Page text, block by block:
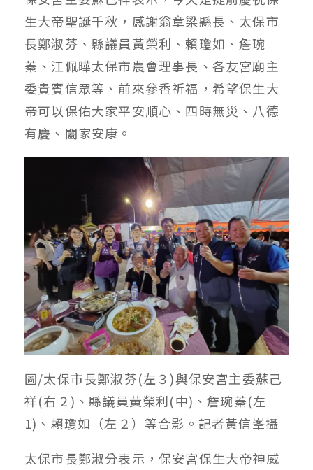
生大帝聖誕千秋，感謝翁章梁縣長、太保市
長鄭淑芬、縣議員黃榮利、賴瓊如、詹琬
蓁、江佩曄太保市農會理事長、各友宮廟主
委貴賓信眾等、前來參香祈福，希望保生大
帝可以保佑大家平安順心、四時無災、八德
有慶、闔家安康。
圖/太保市長鄭淑芬(左３)與保安宮主委蘇己
祥(右２)、縣議員黃榮利(中)、詹琬蓁(左
1)、賴瓊如（左２）等合影。記者黃信峯攝
太保市長鄭淑分表示，保安宮保生大帝神威